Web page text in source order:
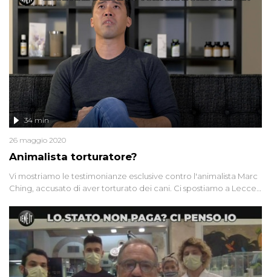
Innocenzi!
Animalista torturatore?
34 min
26 maggio 2020
Vi mostriamo le testimonianze esclusive contro l'animalista Marc
Ching, accusato di aver torturato dei cani. Ci spostiamo a Lecce,
della figlia e i controlli da parte di una vigilessa. E per finire: che
cos'è la "sindrome della capanna"?